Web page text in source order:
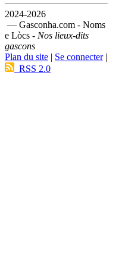
2024-2026
— Gasconha.com - Noms
e Lòcs - Nos lieux-dits
gascons
Plan du site | Se connecter|
RSS 2.0